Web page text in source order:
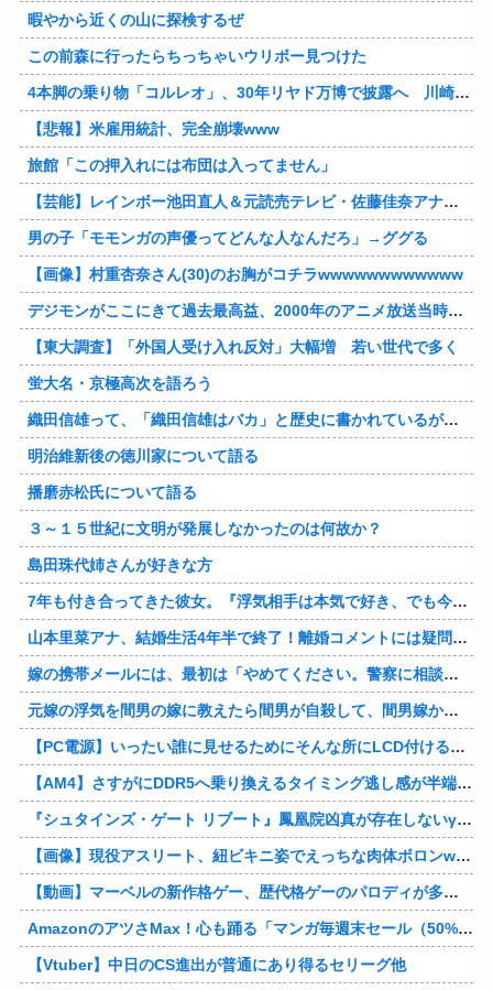
暇やから近くの山に探検するぜ
この前森に行ったらちっちゃいウリボー見つけた
4本脚の乗り物「コルレオ」、30年リヤド万博で披露へ 川崎重工が35年発売目指す
【悲報】米雇用統計、完全崩壊www
旅館「この押入れには布団は入ってません」
【芸能】レインボー池田直人＆元読売テレビ・佐藤佳奈アナが結婚
男の子「モモンガの声優ってどんな人なんだろ」→ググる
【画像】村重杏奈さん(30)のお胸がコチラwwwwwwwwwwww
デジモンがここにきて過去最高益、2000年のアニメ放送当時を上回る
【東大調査】「外国人受け入れ反対」大幅増 若い世代で多く
蛍大名・京極高次を語ろう
織田信雄って、「織田信雄はバカ」と歴史に書かれているが今まで家が残っているんでバカではないよな？
明治維新後の徳川家について語る
播磨赤松氏について語る
３～１５世紀に文明が発展しなかったのは何故か？
島田珠代姉さんが好きな方
7年も付き合ってきた彼女。『浮気相手は本気で好き、でも今の生活は壊したくない。あなたは家族で、浮気相手は恋人。それじゃ駄目なの？』人の心なんて持ってなかったｗ
山本里菜アナ、結婚生活4年半で終了！離婚コメントには疑問の声
嫁の携帯メールには、最初は「やめてください。警察に相談します」とかだったけど、最近は「昨日もすごかった。間君のが中でビクピｋ（ｒｙ」とｗ しかも羽目鳥も満載だった！
元嫁の浮気を間男の嫁に教えたら間男が自殺して、間男嫁から感謝されつつ元嫁に『いつ死ぬの？』と笑顔で言われた衝撃
【PC電源】いったい誰に見せるためにそんな所にLCD付けるのかな
【AM4】さすがにDDR5へ乗り換えるタイミング逃し感が半端ない
『シュタインズ・ゲート リブート』鳳凰院凶真が存在しないγ（ガンマ）世界線が追加される
【画像】現役アスリート、紐ビキニ姿でえっちな肉体ボロンwww
【動画】マーベルの新作格ゲー、歴代格ゲーのパロディが多すぎて話題にwwwwwww
AmazonのアツさMax！心も踊る「マンガ毎週末セール（50%還元）」2日目襲来！他
【Vtuber】中日のCS進出が普通にあり得るセリーグ他